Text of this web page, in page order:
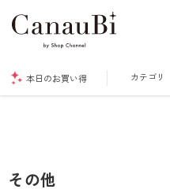
本日のお買い得 カテゴリ
その他